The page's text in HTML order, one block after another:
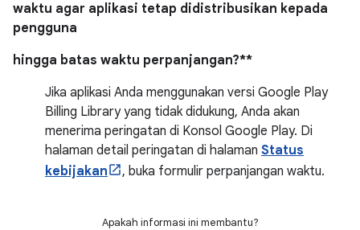
waktu agar aplikasi tetap didistribusikan kepada
pengguna
hingga batas waktu perpanjangan?**
Jika aplikasi Anda menggunakan versi Google Play
Billing Library yang tidak didukung, Anda akan
menerima peringatan di Konsol Google Play. Di
halaman detail peringatan di halaman Status
kebijakan
, buka formulir perpanjangan waktu.
Apakah informasi ini membantu?